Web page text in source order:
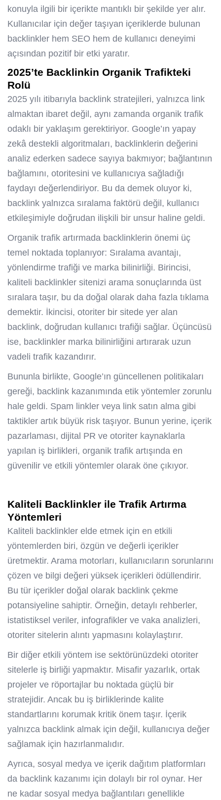
konuyla ilgili bir içerikte mantıklı bir şekilde yer alır.
Kullanıcılar için değer taşıyan içeriklerde bulunan
backlinkler hem SEO hem de kullanıcı deneyimi
açısından pozitif bir etki yaratır.
2025’te Backlinkin Organik Trafikteki
Rolü
2025 yılı itibarıyla backlink stratejileri, yalnızca link
almaktan ibaret değil, aynı zamanda organik trafik
odaklı bir yaklaşım gerektiriyor. Google’ın yapay
zekâ destekli algoritmaları, backlinklerin değerini
analiz ederken sadece sayıya bakmıyor; bağlantının
bağlamını, otoritesini ve kullanıcıya sağladığı
faydayı değerlendiriyor. Bu da demek oluyor ki,
backlink yalnızca sıralama faktörü değil, kullanıcı
etkileşimiyle doğrudan ilişkili bir unsur haline geldi.
Organik trafik artırmada backlinklerin önemi üç
temel noktada toplanıyor: Sıralama avantajı,
yönlendirme trafiği ve marka bilinirliği. Birincisi,
kaliteli backlinkler sitenizi arama sonuçlarında üst
sıralara taşır, bu da doğal olarak daha fazla tıklama
demektir. İkincisi, otoriter bir sitede yer alan
backlink, doğrudan kullanıcı trafiği sağlar. Üçüncüsü
ise, backlinkler marka bilinirliğini artırarak uzun
vadeli trafik kazandırır.
Bununla birlikte, Google’ın güncellenen politikaları
gereği, backlink kazanımında etik yöntemler zorunlu
hale geldi. Spam linkler veya link satın alma gibi
taktikler artık büyük risk taşıyor. Bunun yerine, içerik
pazarlaması, dijital PR ve otoriter kaynaklarla
yapılan iş birlikleri, organik trafik artışında en
güvenilir ve etkili yöntemler olarak öne çıkıyor.
Kaliteli Backlinkler ile Trafik Artırma
Yöntemleri
Kaliteli backlinkler elde etmek için en etkili
yöntemlerden biri, özgün ve değerli içerikler
üretmektir. Arama motorları, kullanıcıların sorunlarını
çözen ve bilgi değeri yüksek içerikleri ödüllendirir.
Bu tür içerikler doğal olarak backlink çekme
potansiyeline sahiptir. Örneğin, detaylı rehberler,
istatistiksel veriler, infografikler ve vaka analizleri,
otoriter sitelerin alıntı yapmasını kolaylaştırır.
Bir diğer etkili yöntem ise sektörünüzdeki otoriter
sitelerle iş birliği yapmaktır. Misafir yazarlık, ortak
projeler ve röportajlar bu noktada güçlü bir
stratejidir. Ancak bu iş birliklerinde kalite
standartlarını korumak kritik önem taşır. İçerik
yalnızca backlink almak için değil, kullanıcıya değer
sağlamak için hazırlanmalıdır.
Ayrıca, sosyal medya ve içerik dağıtım platformları
da backlink kazanımı için dolaylı bir rol oynar. Her
ne kadar sosyal medya bağlantıları genellikle